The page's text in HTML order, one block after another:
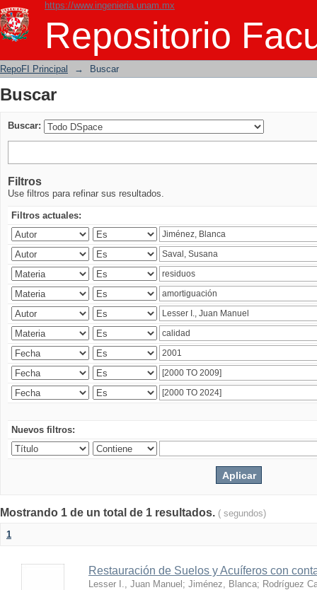
https://www.ingenieria.unam.mx
Repositorio
Buscar
RepoFI Principal → Buscar
Buscar
Buscar:
Filtros
Use filtros para refinar sus resultados.
Filtros actuales:
Nuevos filtros:
Mostrando 1 de un total de 1 resultados. ( segundos)
1
Restauración de Suelos y Acuíferos con
Lesser I., Juan Manuel ; Jiménez, Blanca; Rodríguez